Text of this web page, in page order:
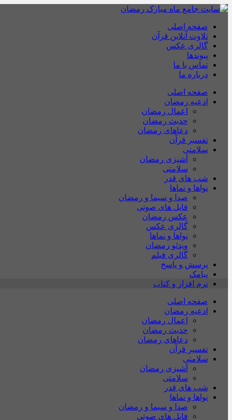
صفحه اصلی
تلاوت آنلاین قرآن
گالری عکس
پیوندها
تماس با ما
درباره ما
صفحه اصلی
ادعیه رمضان
اعمال رمضان
حدیث رمضان
دعاهای رمضان
تفسیر قرآن
سلامتی
آشپزی رمضان
سلامتی
شب های قدر
نواها و نماها
صدا و سیما و رمضان
فایل های صوتی
عکس رمضان
گالری عکس
نواها و نماها
ویدئو رمضان
گالری فیلم
پرسش و پاسخ
پیامک
نرم افزار و کتاب
صفحه اصلی
ادعیه رمضان
اعمال رمضان
حدیث رمضان
دعاهای رمضان
تفسیر قرآن
سلامتی
آشپزی رمضان
سلامتی
شب های قدر
نواها و نماها
صدا و سیما و رمضان
فایل های صوتی